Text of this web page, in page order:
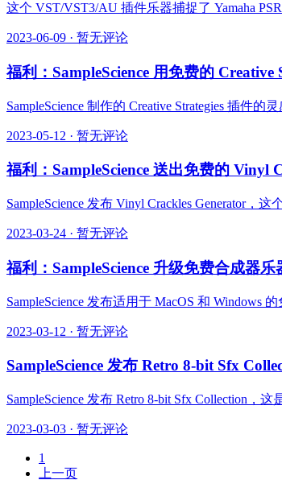
这个 VST/VST3/AU 插件乐器捕捉了 Yamaha
2023-06-09 · 暂无评论
福利：SampleScience 用免费的
SampleScience 制作的 Creative Strategies 插件的
2023-05-12 · 暂无评论
福利：SampleScience 送出免费的 Vinyl
SampleScience 发布 Vinyl Crackles Generator，
2023-03-24 · 暂无评论
福利：SampleScience 升级免费合成器
SampleScience 发布适用于 MacOS 和 Windows
2023-03-12 · 暂无评论
SampleScience 发布 Retro 8-bit Sfx
SampleScience 发布 Retro 8-bit Sfx Collection，
2023-03-03 · 暂无评论
1
上一页